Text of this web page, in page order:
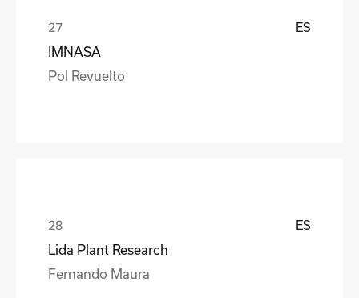
ES
IMNASA
Pol Revuelto
ES
Lida Plant Research
Fernando Maura